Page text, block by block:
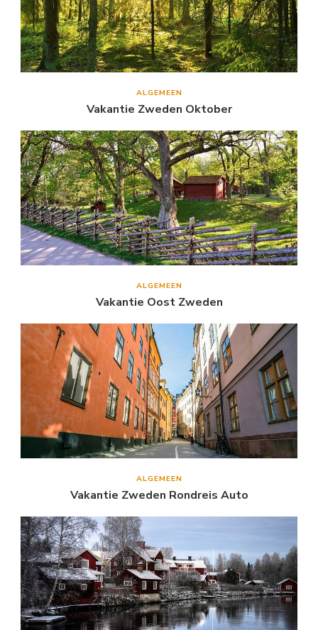
ALGEMEEN
Vakantie Zweden Oktober
ALGEMEEN
Vakantie Oost Zweden
ALGEMEEN
Vakantie Zweden Rondreis Auto